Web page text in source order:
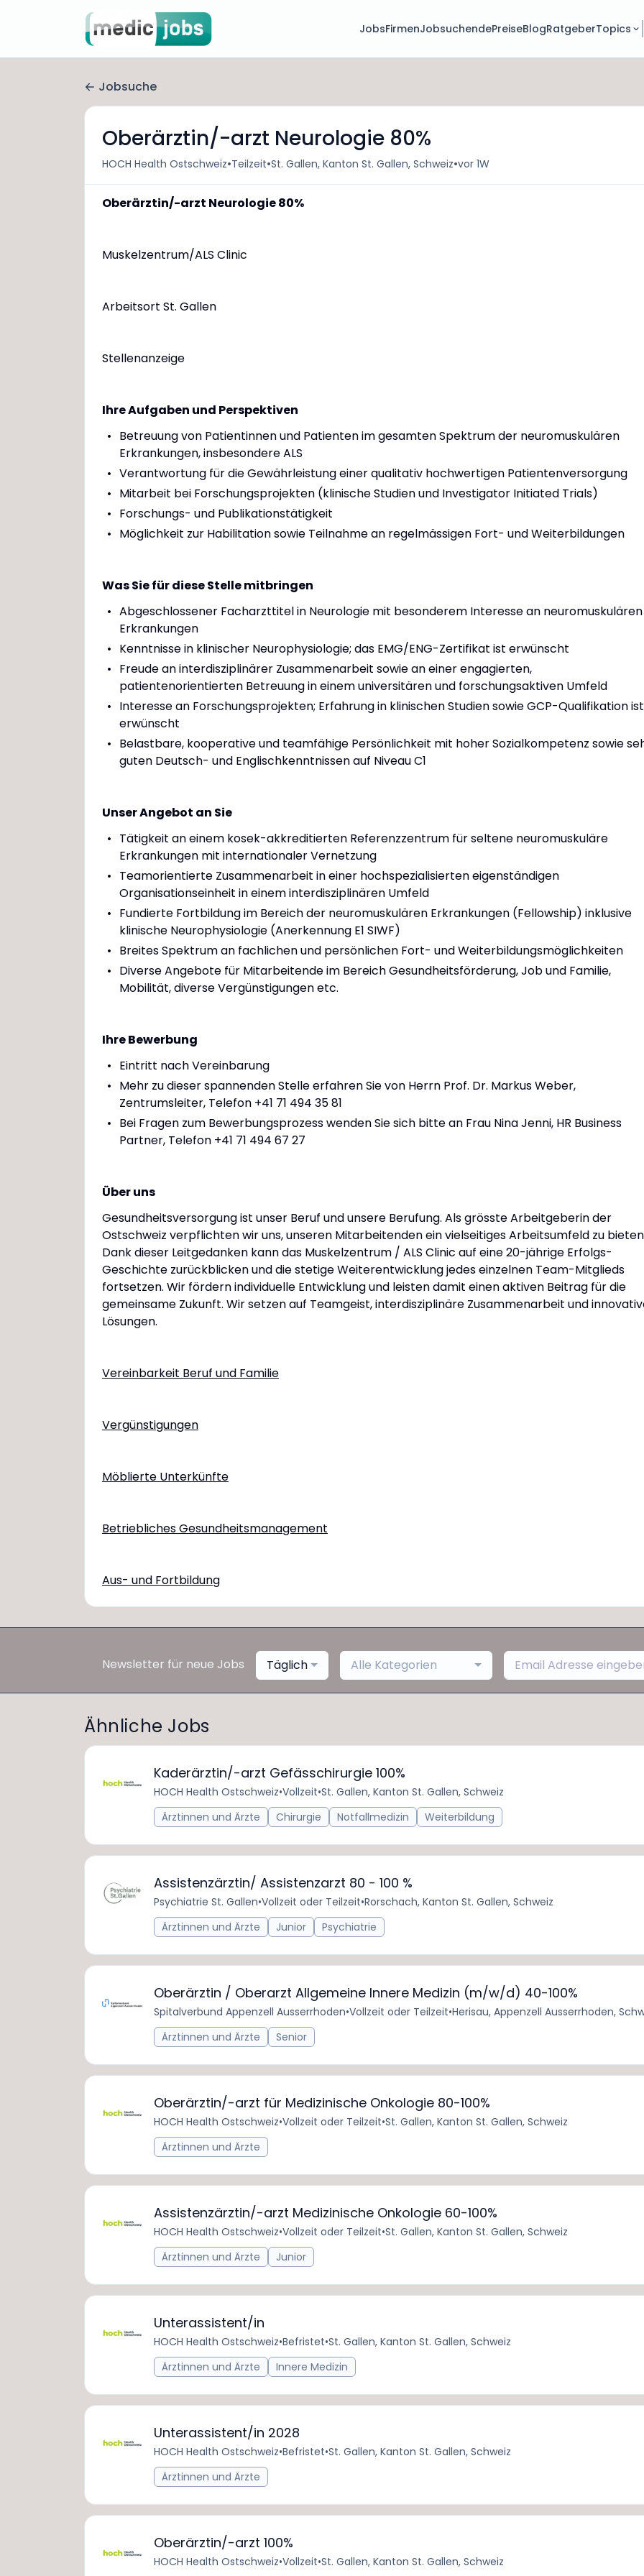
JobsFirmenJobsuchendePreiseBlogRatgeberTopics
Jobsuche
Oberärztin/-arzt Neurologie 80%
HOCH Health Ostschweiz•Teilzeit•St. Gallen, Kanton St. Gallen, Schweiz•vor 1W
Oberärztin/-arzt Neurologie 80%
Muskelzentrum/ALS Clinic
Arbeitsort St. Gallen
Stellenanzeige
Ihre Aufgaben und Perspektiven
Betreuung von Patientinnen und Patienten im gesamten Spektrum der neuromuskulären
Erkrankungen, insbesondere ALS
Verantwortung für die Gewährleistung einer qualitativ hochwertigen Patientenversorgung
Mitarbeit bei Forschungsprojekten (klinische Studien und Investigator Initiated Trials)
Forschungs- und Publikationstätigkeit
Möglichkeit zur Habilitation sowie Teilnahme an regelmässigen Fort- und Weiterbildungen
Was Sie für diese Stelle mitbringen
Abgeschlossener Facharzttitel in Neurologie mit besonderem Interesse an neuromuskulären
Erkrankungen
Kenntnisse in klinischer Neurophysiologie; das EMG/ENG-Zertifikat ist erwünscht
Freude an interdisziplinärer Zusammenarbeit sowie an einer engagierten,
patientenorientierten Betreuung in einem universitären und forschungsaktiven Umfeld
Interesse an Forschungsprojekten; Erfahrung in klinischen Studien sowie GCP-Qualifikation ist
erwünscht
Belastbare, kooperative und teamfähige Persönlichkeit mit hoher Sozialkompetenz sowie
guten Deutsch- und Englischkenntnissen auf Niveau C1
Unser Angebot an Sie
Tätigkeit an einem kosek-akkreditierten Referenzzentrum für seltene neuromuskuläre
Erkrankungen mit internationaler Vernetzung
Teamorientierte Zusammenarbeit in einer hochspezialisierten eigenständigen
Organisationseinheit in einem interdisziplinären Umfeld
Fundierte Fortbildung im Bereich der neuromuskulären Erkrankungen (Fellowship) inklusive
klinische Neurophysiologie (Anerkennung E1 SIWF)
Breites Spektrum an fachlichen und persönlichen Fort- und Weiterbildungsmöglichkeiten
Diverse Angebote für Mitarbeitende im Bereich Gesundheitsförderung, Job und Familie,
Mobilität, diverse Vergünstigungen etc.
Ihre Bewerbung
Eintritt nach Vereinbarung
Mehr zu dieser spannenden Stelle erfahren Sie von Herrn Prof. Dr. Markus Weber,
Zentrumsleiter, Telefon +41 71 494 35 81
Bei Fragen zum Bewerbungsprozess wenden Sie sich bitte an Frau Nina Jenni, HR Business
Partner, Telefon +41 71 494 67 27
Über uns
Gesundheitsversorgung ist unser Beruf und unsere Berufung. Als grösste Arbeitgeberin der
Ostschweiz verpflichten wir uns, unseren Mitarbeitenden ein vielseitiges Arbeitsumfeld zu
Dank dieser Leitgedanken kann das Muskelzentrum / ALS Clinic auf eine 20-jährige Erfolgs-
Geschichte zurückblicken und die stetige Weiterentwicklung jedes einzelnen Team-Mitglieds
fortsetzen. Wir fördern individuelle Entwicklung und leisten damit einen aktiven Beitrag für die
gemeinsame Zukunft. Wir setzen auf Teamgeist, interdisziplinäre Zusammenarbeit und
Lösungen.
Vereinbarkeit Beruf und Familie
Vergünstigungen
Möblierte Unterkünfte
Betriebliches Gesundheitsmanagement
Aus- und Fortbildung
Newsletter für neue Jobs Täglich Alle Kategorien
Ähnliche Jobs
Kaderärztin/-arzt Gefässchirurgie 100%
HOCH Health Ostschweiz•Vollzeit•St. Gallen, Kanton St. Gallen, Schweiz
Ärztinnen und Ärzte
Chirurgie Notfallmedizin Weiterbildung
Assistenzärztin/ Assistenzarzt 80 - 100 %
Psychiatrie St. Gallen•Vollzeit oder Teilzeit•Rorschach, Kanton St. Gallen, Schweiz
Ärztinnen und Ärzte
Junior Psychiatrie
Oberärztin / Oberarzt Allgemeine Innere Medizin (m/w/d) 40-100%
Spitalverbund Appenzell Ausserrhoden•Vollzeit oder Teilzeit•Herisau, Appenzell Ausserrhoden,
Ärztinnen und Ärzte
Senior
Oberärztin/-arzt für Medizinische Onkologie 80-100%
HOCH Health Ostschweiz•Vollzeit oder Teilzeit•St. Gallen, Kanton St. Gallen, Schweiz
Ärztinnen und Ärzte
Assistenzärztin/-arzt Medizinische Onkologie 60-100%
HOCH Health Ostschweiz•Vollzeit oder Teilzeit•St. Gallen, Kanton St. Gallen, Schweiz
Ärztinnen und Ärzte
Junior
Unterassistent/in
HOCH Health Ostschweiz•Befristet•St. Gallen, Kanton St. Gallen, Schweiz
Ärztinnen und Ärzte
Innere Medizin
Unterassistent/in 2028
HOCH Health Ostschweiz•Befristet•St. Gallen, Kanton St. Gallen, Schweiz
Ärztinnen und Ärzte
Oberärztin/-arzt 100%
HOCH Health Ostschweiz•Vollzeit•St. Gallen, Kanton St. Gallen, Schweiz